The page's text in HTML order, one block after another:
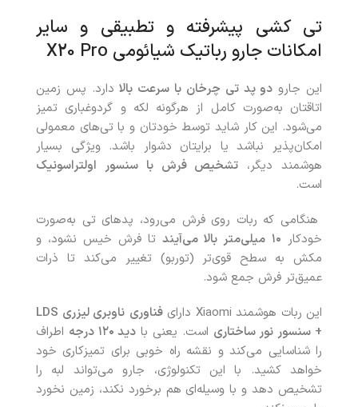
تی کشی پیشرفته و تطبیقی و سایر
امکانات جارو رباتیک شیائومی X20 Pro
این جارو دو پد تی چرخان با سرعت بالادارد. پس زمین
اتاقتان به‌صورت کامل از هرگونه لکه و گردوغباری تمیز
می‌شود. این کار شاید توسط خودتان و با تی‌های معمولی
امکان‌پذیر نباشد یا برایتان دشوار باشد. ویژگی بسیار
هوشمند دیگر، تشخیص فرش با سنسور اولتراسونیک
است.
هنگامی که ربات روی فرش می‌رود، پدهای تی به‌صورت
خودکار ۱۰ میلی‌متر بالا می‌آیند تا فرش خیس نشود، و
مکش به سطح قوی‌تر (توربو) تغییر می‌کند تا ذرات
عمیق‌تر فرش جمع شود.
این ربات هوشمند Xiaomi دارای
فناوری ناوبری لیزری LDS
+ سنسور نور ساختاری است. یعنی با دید ۱۲۰ درجه
اطراف
را شناسایی می‌کند و نقشه راه خوبی برای تمیزکاری خود
خواهد کشید. با این تکنولوژی، جارو می‌تواند لبه را
تشخیص دهد و با وسیله‌ای هم برخورد نکند، زمین نخورد